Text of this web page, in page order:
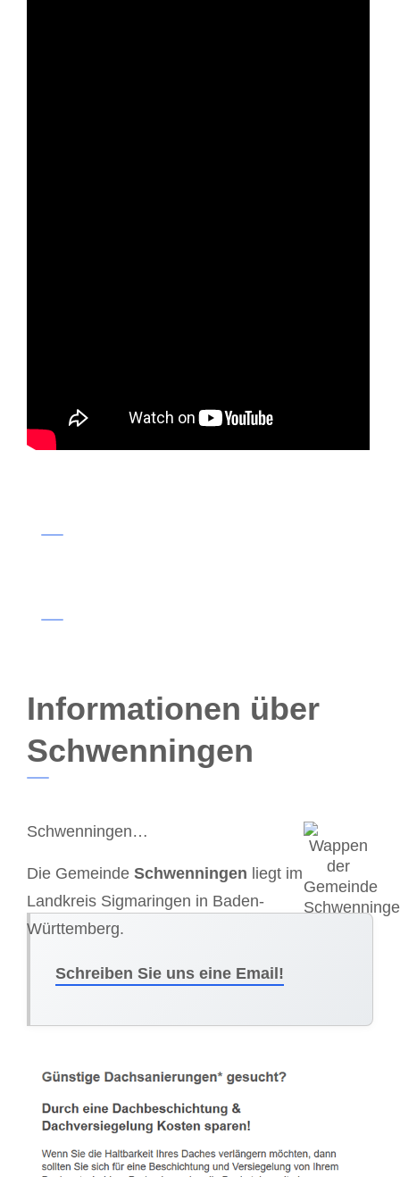
Informationen über
Schwenningen
Schwenningen…
Die Gemeinde Schwenningen liegt im
Landkreis Sigmaringen in Baden-
Württemberg.
Schreiben Sie uns eine Email!